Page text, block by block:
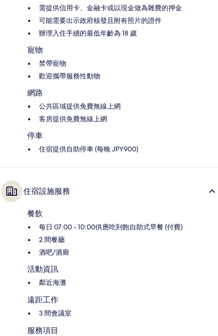
需提供信用卡、金融卡或以現金做為雜費的押金
可能需要出示政府核發且附有照片的證件
辦理入住手續的最低年齡為 18 歲
寵物
禁帶寵物
歡迎攜帶服務性動物
網路
公共區域提供免費無線上網
客房提供免費無線上網
停車
住宿提供自助停車 (每晚 JPY900)
住宿設施服務
餐飲
每日 07:00 - 10:00供應吃到飽自助式早餐 (付費)
2 間餐廳
酒吧/酒廊
活動資訊
鄰近海灘
遠距工作
3 間會議室
服務項目